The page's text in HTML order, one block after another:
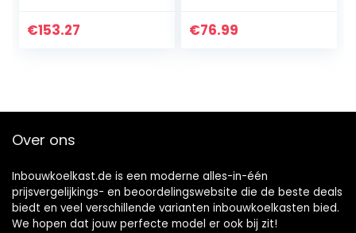
€153.27
Gemaakt van Abs
€76.99
Over ons
Inbouwkoelkast.de is een moderne alles-in-één
prijsvergelijkings- en beoordelingswebsite die de beste deals
biedt en veel verschillende varianten inbouwkoelkasten bied.
We hopen dat jouw perfecte model er ook bij zit!